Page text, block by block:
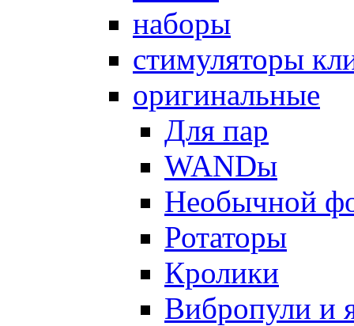
наборы
стимуляторы
оригинальные
Для пар
WANDы
Необычной
Ротаторы
Кролики
Вибропули и